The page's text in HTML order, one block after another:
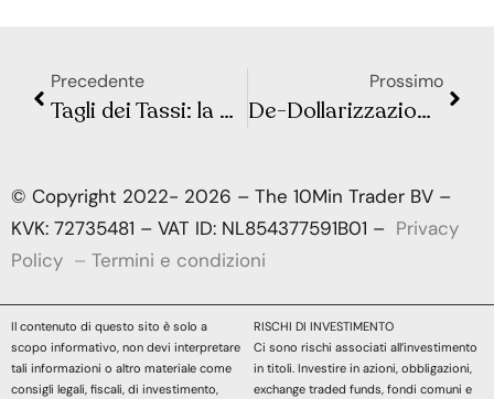
Precedente
Tagli dei Tassi: la BCE anticipa la Fed nel Ciclo di Allentamento
Prossimo
De-Dollarizzazione: Chi Sta Davvero Diminuendo le sue Riserve Valutarie in Dollari?
© Copyright 2022- 2026 – The 10Min Trader BV –
KVK: 72735481 – VAT ID: NL854377591B01 – Privacy
Policy – Termini e condizioni
Il contenuto di questo sito è solo a
scopo informativo, non devi interpretare
tali informazioni o altro materiale come
consigli legali, fiscali, di investimento,
RISCHI DI INVESTIMENTO
Ci sono rischi associati all’investimento
in titoli. Investire in azioni, obbligazioni,
exchange traded funds, fondi comuni e